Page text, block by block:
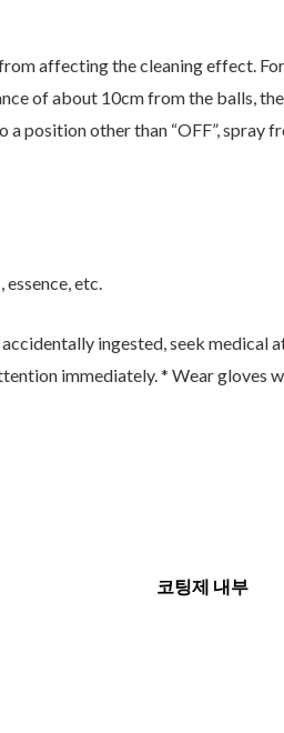
affecting the cleaning effect.
of about 10cm from the balls,
position other than “OFF”,
etc.
ingested, seek medical
immediately. * Wear gloves
코팅제 내부